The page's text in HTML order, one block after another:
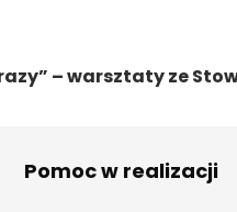
– warsztaty ze
Pomoc w realizacji